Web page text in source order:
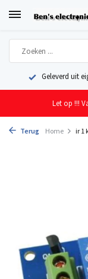
Geleverd uit
Let op !!!
Terug Home ir 1